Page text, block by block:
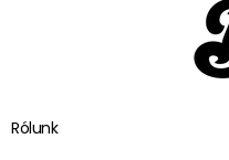
Rólunk